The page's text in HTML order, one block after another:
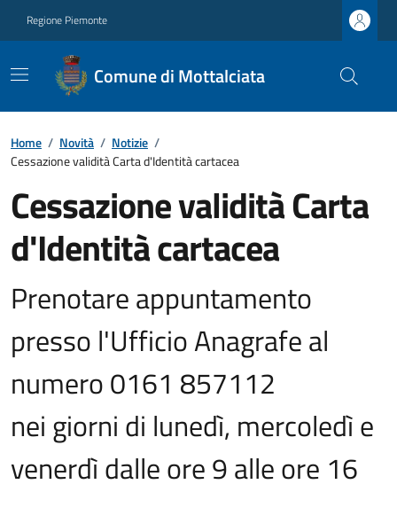
Regione Piemonte
Comune di Mottalciata
Home / Novità / Notizie /
Cessazione validità Carta d'Identità cartacea
Cessazione validità Carta
d'Identità cartacea
Prenotare appuntamento
presso l'Ufficio Anagrafe al
numero 0161 857112
nei giorni di lunedì, mercoledì e
venerdì dalle ore 9 alle ore 16